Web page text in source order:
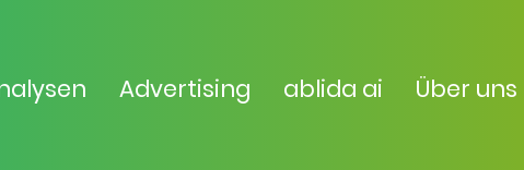
Advertising ablida ai Über uns